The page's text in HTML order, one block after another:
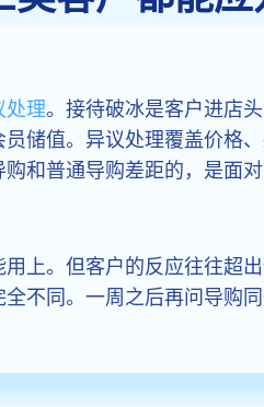
处理。接待破冰是客户进店
储值。异议处理覆盖价格
和普通导购差距的，是面
上。但客户的反应往往超出
不同。一周之后再问导购